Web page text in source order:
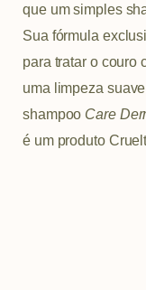
que um simples
Sua fórmula
para tratar o couro
uma limpeza
shampoo Care
é um produto